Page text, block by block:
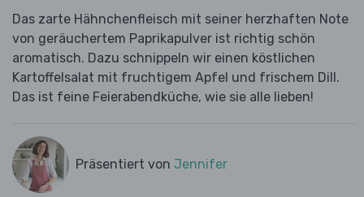
Das zarte Hähnchenfleisch mit seiner herzhaften Note
von geräuchertem Paprikapulver ist richtig schön
aromatisch. Dazu schnippeln wir einen köstlichen
Kartoffelsalat mit fruchtigem Apfel und frischem Dill.
Das ist feine Feierabendküche, wie sie alle lieben!
Präsentiert von Jennifer